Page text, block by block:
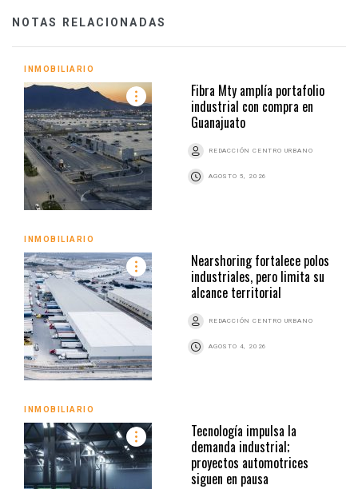
NOTAS RELACIONADAS
INMOBILIARIO
Fibra Mty amplía portafolio
industrial con compra en
Guanajuato
REDACCIÓN CENTRO URBANO
AGOSTO 5, 2026
INMOBILIARIO
Nearshoring fortalece polos
industriales, pero limita su
alcance territorial
REDACCIÓN CENTRO URBANO
AGOSTO 4, 2026
INMOBILIARIO
Tecnología impulsa la
demanda industrial;
proyectos automotrices
siguen en pausa